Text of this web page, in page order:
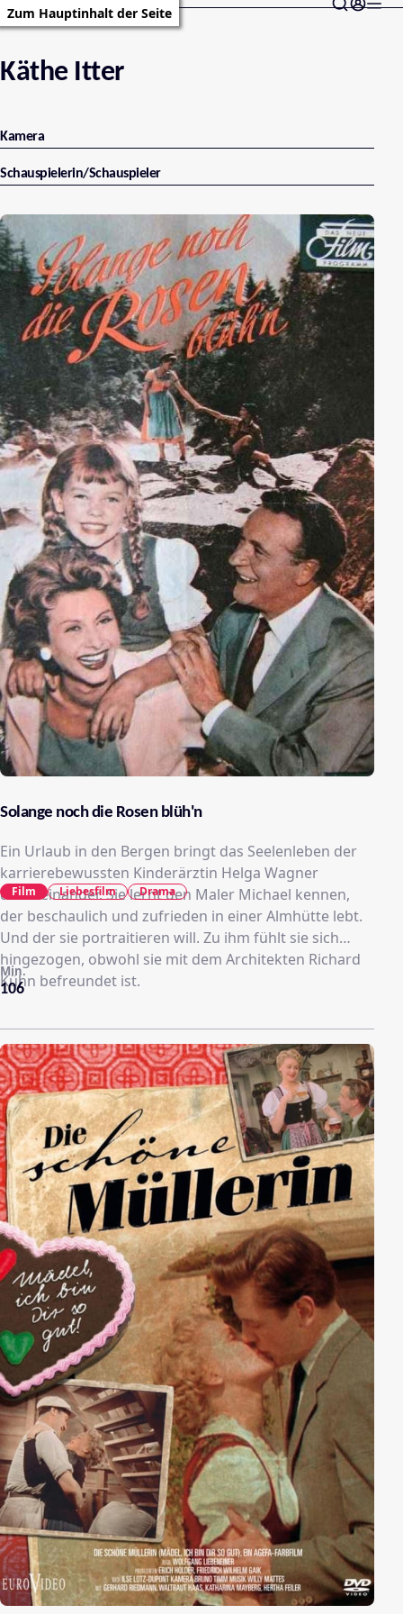
Zum Hauptinhalt der Seite
Käthe Itter
Kamera
Schauspielerin/Schauspieler
Solange noch die Rosen blüh'n
Ein Urlaub in den Bergen bringt das Seelenleben der
karrierebewussten Kinderärztin Helga Wagner
durcheinander. Sie lernt den Maler Michael kennen,
der beschaulich und zufrieden in einer Almhütte lebt.
Und der sie portraitieren will. Zu ihm fühlt sie sich
hingezogen, obwohl sie mit dem Architekten Richard
Kühn befreundet ist.
106
Min.
Film Liebesfilm Drama